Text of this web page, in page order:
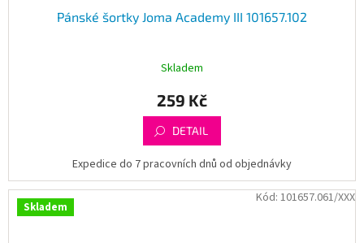
Pánské šortky Joma Academy III 101657.102
Skladem
259 Kč
DETAIL
Expedice do 7 pracovních dnů od objednávky
Skladem
Kód: 101657.061/XXX